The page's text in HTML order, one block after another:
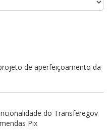
de aperfeiçoamento da
do Transferegov
Pix